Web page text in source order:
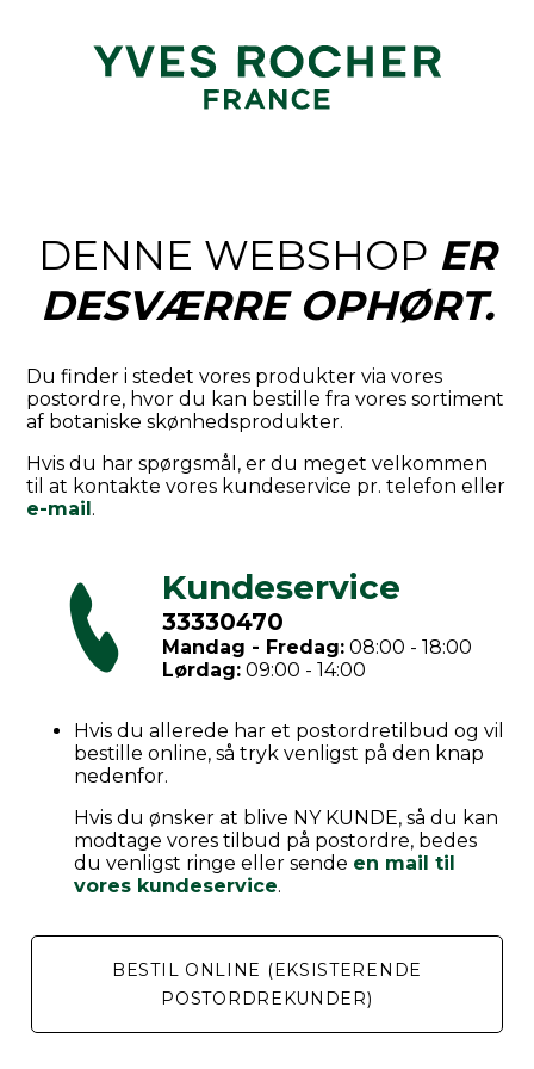
DENNE WEBSHOP ER
DESVÆRRE OPHØRT.
Du finder i stedet vores produkter via vores
postordre, hvor du kan bestille fra vores sortiment
af botaniske skønhedsprodukter.
Hvis du har spørgsmål, er du meget velkommen
til at kontakte vores kundeservice pr. telefon eller
e-mail.
Kundeservice
33330470
Mandag - Fredag:08:00 - 18:00
Lørdag:09:00 - 14:00
Hvis du allerede har et postordretilbud og vil
bestille online, så tryk venligst på den knap
nedenfor.
Hvis du ønsker at blive NY KUNDE, så du kan
modtage vores tilbud på postordre, bedes
du venligst ringe eller sende en mail til
vores kundeservice.
BESTIL ONLINE (EKSISTERENDE
POSTORDREKUNDER)